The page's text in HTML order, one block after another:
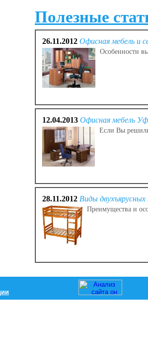
Полезные
26.11.2012 Офисная мебель и
Особенности
12.04.2013 Офисная мебель
Если Вы
28.11.2012 Виды
Преимущества и